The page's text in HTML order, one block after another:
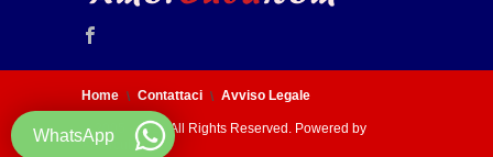
Home Contattaci Avviso Legale
© 2005 - 2026 All Rights Reserved. Powered by
Amorcuba.com
WhatsApp